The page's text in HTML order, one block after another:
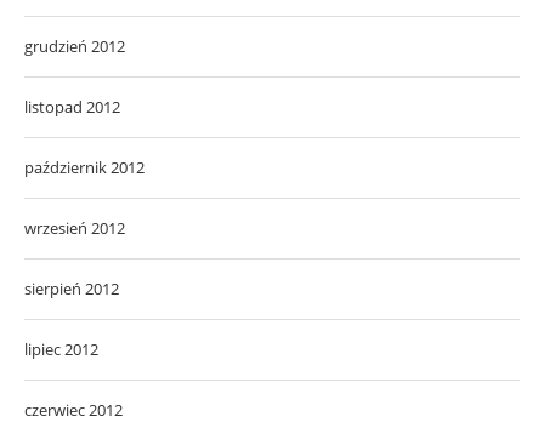
grudzień 2012
listopad 2012
październik 2012
wrzesień 2012
sierpień 2012
lipiec 2012
czerwiec 2012